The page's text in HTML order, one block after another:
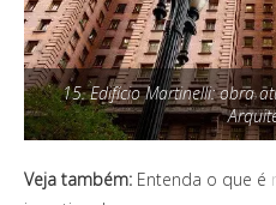
15. Edifício Martinelli: obra
Veja também: Entenda o que é